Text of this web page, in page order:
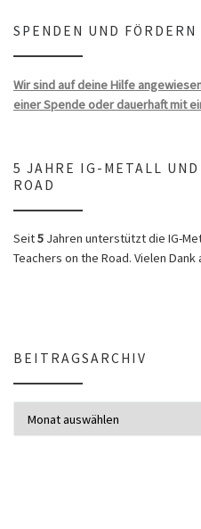
SPENDEN UND FÖRDERN
Wir sind auf deine Hilfe
einer Spende oder dauerhaft mit
5 JAHRE IG-METALL
ROAD
Seit5 Jahren unterstützt die IG-
Teachers on the Road. Vielen
BEITRAGSARCHIV